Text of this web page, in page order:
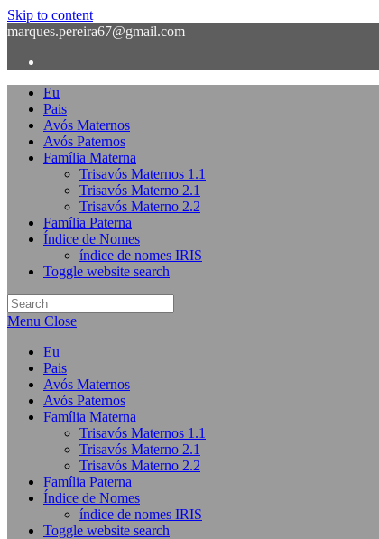
Skip to content
marques.pereira67@gmail.com
Eu
Pais
Avós Maternos
Avós Paternos
Família Materna
Trisavós Maternos 1.1
Trisavós Materno 2.1
Trisavós Materno 2.2
Família Paterna
Índice de Nomes
índice de nomes IRIS
Toggle website search
Menu Close
Eu
Pais
Avós Maternos
Avós Paternos
Família Materna
Trisavós Maternos 1.1
Trisavós Materno 2.1
Trisavós Materno 2.2
Família Paterna
Índice de Nomes
índice de nomes IRIS
Toggle website search